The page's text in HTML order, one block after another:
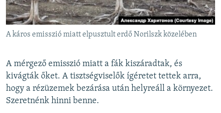
A káros emisszió miatt elpusztult erdő Norilszk közelében
A mérgező emisszió miatt a fák kiszáradtak, és
kivágták őket. A tisztségviselők ígéretet tettek arra,
hogy a rézüzemek bezárása után helyreáll a környezet.
Szeretnénk hinni benne.